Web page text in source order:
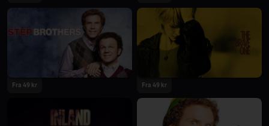
Fra 49 kr Fra 49 kr